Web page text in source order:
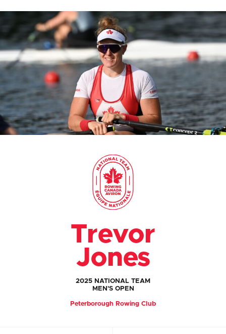
Trevor
Jones
2025 NATIONAL TEAM
MEN'S OPEN
Peterborough Rowing Club